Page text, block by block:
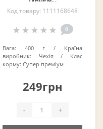
Код товару: 1111168648
0
Вага: 400 г
Країна
виробник:
Чехія
Клас
корму: Супер преміум
249грн
- +